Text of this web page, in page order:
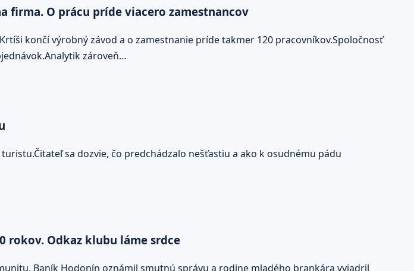
firma. O prácu príde viacero zamestnancov
končí výrobný závod a o zamestnanie príde takmer 120 pracovníkov.Spoločnosť
zároveň…
sa dozvie, čo predchádzalo nešťastiu a ako k osudnému pádu
rokov. Odkaz klubu láme srdce
Baník Hodonín oznámil smutnú správu a rodine mladého brankára vyjadril